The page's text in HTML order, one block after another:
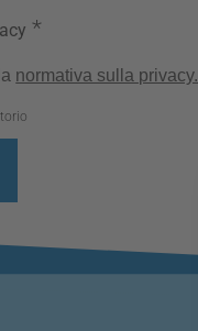
*
normativa sulla privacy.